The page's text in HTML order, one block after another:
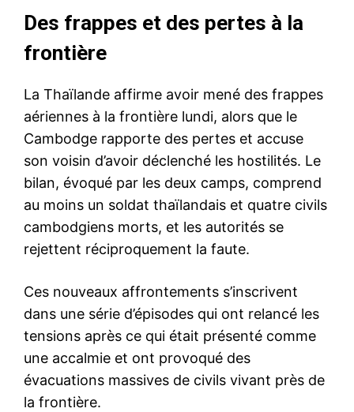
Des frappes et des pertes à la
frontière
La Thaïlande affirme avoir mené des frappes
aériennes à la frontière lundi, alors que le
Cambodge rapporte des pertes et accuse
son voisin d’avoir déclenché les hostilités. Le
bilan, évoqué par les deux camps, comprend
au moins un soldat thaïlandais et quatre civils
cambodgiens morts, et les autorités se
rejettent réciproquement la faute.
Ces nouveaux affrontements s’inscrivent
dans une série d’épisodes qui ont relancé les
tensions après ce qui était présenté comme
une accalmie et ont provoqué des
évacuations massives de civils vivant près de
la frontière.